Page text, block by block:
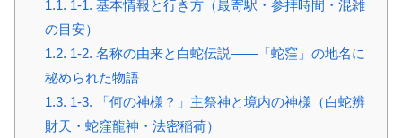
1.1. 1-1. 基本情報と行き方（最寄駅・参拝時間・混雑
の目安）
1.2. 1-2. 名称の由来と白蛇伝説――「蛇窪」の地名に
秘められた物語
1.3. 1-3. 「何の神様？」主祭神と境内の神様（白蛇辨
財天・蛇窪龍神・法密稲荷）